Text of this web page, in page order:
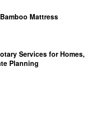
Mattress
Services for Homes,
Planning